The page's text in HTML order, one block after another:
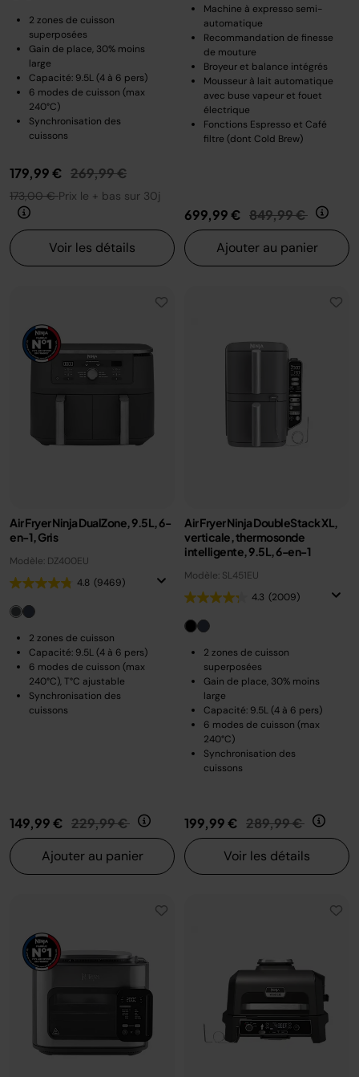
2 zones de cuisson
superposées
Gain de place, 30% moins
large
Capacité: 9.5L (4 à 6 pers)
6 modes de cuisson (max
240°C)
Synchronisation des
cuissons
179,99 € Prix réduit de
269,99 €au
173,00 €Prix le + bas sur 30j
Voir les détails
Machine à expresso semi-
automatique
Recommandation de finesse
de mouture
Broyeur et balance intégrés
Mousseur à lait automatique
avec buse vapeur et fouet
électrique
Fonctions Espresso et Café
filtre (dont Cold Brew)
699,99 € Prix réduit de
849,99 € au
Ajouter au panier
Air Fryer Ninja DualZone, 9.5L, 6-
en-1, Gris
Modèle: DZ400EU
4.8 (9469)
2 zones de cuisson
Capacité: 9.5L (4 à 6 pers)
6 modes de cuisson (max
240°C), T°C ajustable
Synchronisation des
cuissons
149,99 € Prix réduit de
229,99 € au
Ajouter au panier
Air Fryer Ninja DoubleStack XL,
verticale, thermosonde
intelligente, 9.5L, 6-en-1
Modèle: SL451EU
4.3 (2009)
2 zones de cuisson
superposées
Gain de place, 30% moins
large
Capacité: 9.5L (4 à 6 pers)
6 modes de cuisson (max
240°C)
Synchronisation des
cuissons
199,99 € Prix réduit de
289,99 € au
Voir les détails